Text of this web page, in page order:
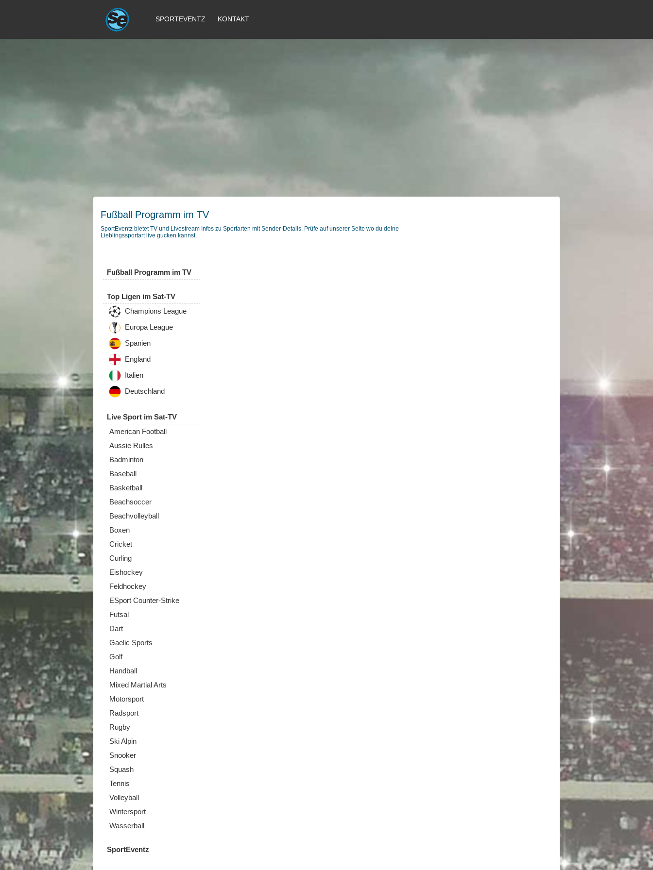
SPORTEVENTZ KONTAKT
Fußball Programm im TV
SportEventz bietet TV und Livestream Infos zu Sportarten mit Sender-Details. Prüfe auf unserer Seite wo du deine
Lieblingssportart live gucken kannst.
Fußball Programm im TV
Top Ligen im Sat-TV
Champions League
Europa League
Spanien
England
Italien
Deutschland
Live Sport im Sat-TV
American Football
Aussie Rulles
Badminton
Baseball
Basketball
Beachsoccer
Beachvolleyball
Boxen
Cricket
Curling
Eishockey
Feldhockey
ESport Counter-Strike
Futsal
Dart
Gaelic Sports
Golf
Handball
Mixed Martial Arts
Motorsport
Radsport
Rugby
Ski Alpin
Snooker
Squash
Tennis
Volleyball
Wintersport
Wasserball
SportEventz